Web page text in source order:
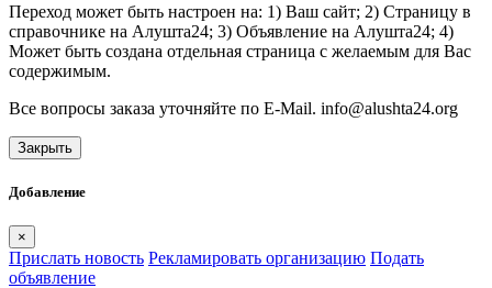
Переход может быть настроен на: 1) Ваш сайт; 2) Страницу в
справочнике на Алушта24; 3) Объявление на Алушта24; 4)
Может быть создана отдельная страница с желаемым для Вас
содержимым.
Все вопросы заказа уточняйте по E-Mail. info@alushta24.org
Закрыть
Добавление
×
Прислать новость Рекламировать организацию Подать
объявление